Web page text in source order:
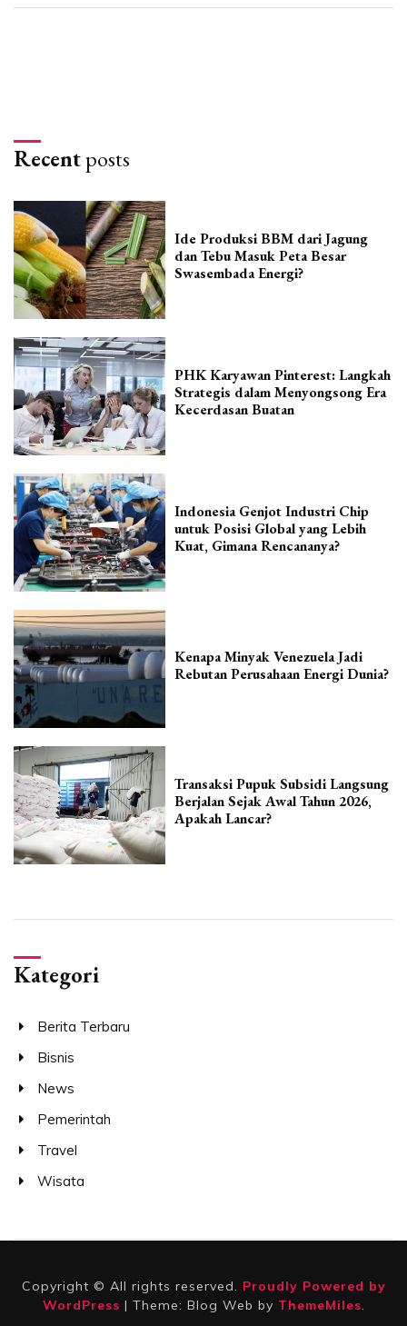
Recentposts
Ide Produksi BBM dari Jagung
dan Tebu Masuk Peta Besar
Swasembada Energi?
PHK Karyawan Pinterest: Langkah
Strategis dalam Menyongsong Era
Kecerdasan Buatan
Indonesia Genjot Industri Chip
untuk Posisi Global yang Lebih
Kuat, Gimana Rencananya?
Kenapa Minyak Venezuela Jadi
Rebutan Perusahaan Energi Dunia?
Transaksi Pupuk Subsidi Langsung
Berjalan Sejak Awal Tahun 2026,
Apakah Lancar?
Kategori
Berita Terbaru
Bisnis
News
Pemerintah
Travel
Wisata
Copyright © All rights reserved. Proudly Powered by
WordPress | Theme: Blog Web by ThemeMiles